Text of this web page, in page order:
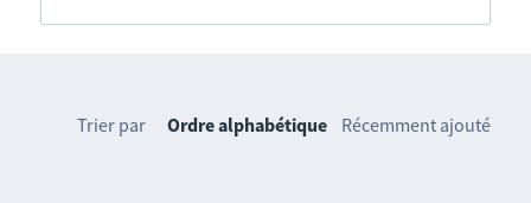
Trier par Ordre alphabétique Récemment ajouté